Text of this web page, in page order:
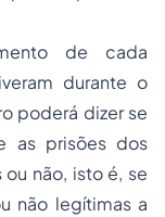
de cada
durante o
poderá dizer se
as prisões dos
não, isto é, se
não legítimas a